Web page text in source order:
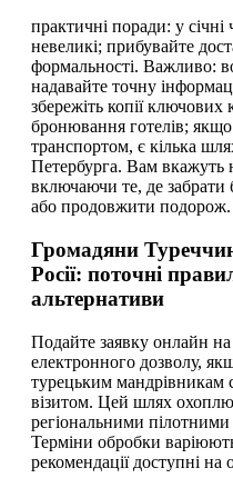
практичні поради: у січні
невеликі; прибувайте
формальності. Важливо:
надавайте точну
збережіть копії ключових
бронювання готелів;
транспортом, є кілька
Петербурга. Вам вкажуть
включаючи те, де забрати
або продовжити подорож.
Громадяни
Росії: поточні
альтернативи
Подайте заявку онлайн
електронного дозволу,
турецьким мандрівникам
візитом. Цей шлях
регіональними
Терміни обробки
рекомендації доступні на